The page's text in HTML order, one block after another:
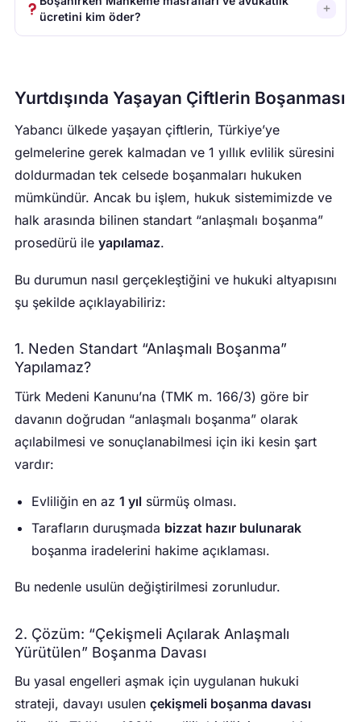
yalnızca bariz adaletsizlik durumunda müdahale eder.
ücretini kim öder?
Yurtdışında Yaşayan Çiftlerin Boşanması
Yabancı ülkede yaşayan çiftlerin, Türkiye’ye
gelmelerine gerek kalmadan ve 1 yıllık evlilik süresini
doldurmadan tek celsede boşanmaları hukuken
mümkündür. Ancak bu işlem, hukuk sistemimizde ve
halk arasında bilinen standart “anlaşmalı boşanma”
prosedürü ile yapılamaz.
Bu durumun nasıl gerçekleştiğini ve hukuki altyapısını
şu şekilde açıklayabiliriz:
1. Neden Standart “Anlaşmalı Boşanma”
Yapılamaz?
Türk Medeni Kanunu’na (TMK m. 166/3) göre bir
davanın doğrudan “anlaşmalı boşanma” olarak
açılabilmesi ve sonuçlanabilmesi için iki kesin şart
vardır:
Evliliğin en az 1 yılsürmüş olması.
Tarafların duruşmada bizzat hazır bulunarak
boşanma iradelerini hakime açıklaması.
Bu nedenle usulün değiştirilmesi zorunludur.
2. Çözüm: “Çekişmeli Açılarak Anlaşmalı
Yürütülen” Boşanma Davası
Bu yasal engelleri aşmak için uygulanan hukuki
strateji, davayı usulen çekişmeli boşanma davası